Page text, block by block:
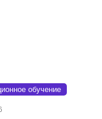
обучение